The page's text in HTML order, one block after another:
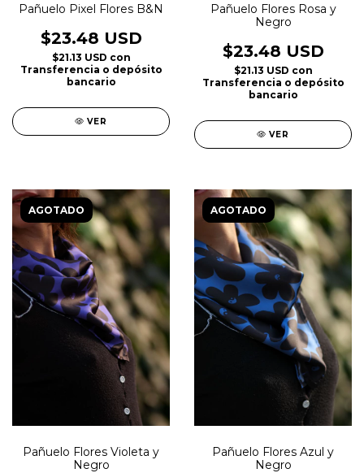
Pañuelo Pixel Flores B&N
$23.48 USD
$21.13 USD con
Transferencia o depósito
bancario
VER
Pañuelo Flores Rosa y
Negro
$23.48 USD
$21.13 USD con
Transferencia o depósito
bancario
VER
AGOTADO
Pañuelo Flores Violeta y
Negro
AGOTADO
Pañuelo Flores Azul y
Negro